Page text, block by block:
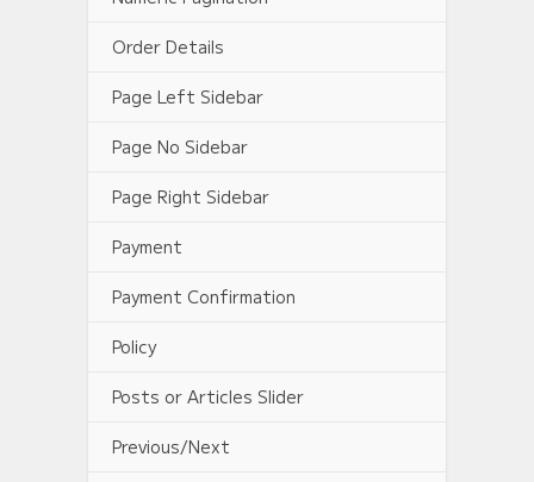
Order Details
Page Left Sidebar
Page No Sidebar
Page Right Sidebar
Payment
Payment Confirmation
Policy
Posts or Articles Slider
Previous/Next